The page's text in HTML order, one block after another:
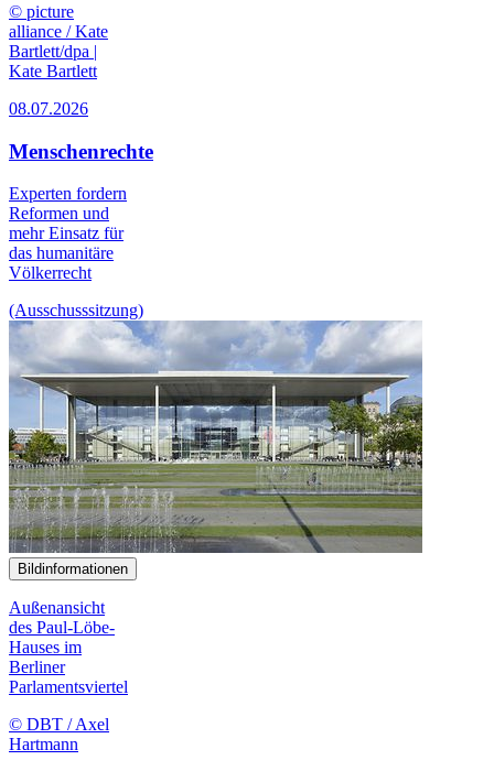
© picture
alliance / Kate
Bartlett/dpa |
Kate Bartlett
08.07.2026
Menschenrechte
Experten fordern
Reformen und
mehr Einsatz für
das humanitäre
Völkerrecht
(Ausschusssitzung)
Bildinformationen
Außenansicht
des Paul-Löbe-
Hauses im
Berliner
Parlamentsviertel
© DBT / Axel
Hartmann